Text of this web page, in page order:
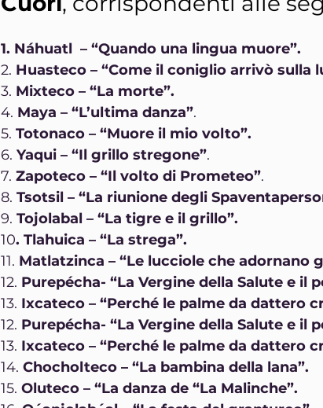
1. Náhuatl  – “Quando una lingua muore”.
2. Huasteco – “Come il coniglio arrivò sulla
3. Mixteco – “La morte”.
4. Maya – “L’ultima danza”.
5. Totonaco – “Muore il mio volto”.
6. Yaqui – “Il grillo stregone”.
7. Zapoteco – “Il volto di Prometeo”.
8. Tsotsil – “La riunione degli
9. Tojolabal – “La tigre e il grillo”.
10. Tlahuica – “La strega”.
11. Matlatzinca – “Le lucciole che adornano
12. Purepécha- “La Vergine della Salute e il
13. Ixcateco – “Perché le palme da dattero
12. Purepécha- “La Vergine della Salute e il
13. Ixcateco – “Perché le palme da dattero
14. Chocholteco – “La bambina della lana”.
15. Oluteco – “La danza de “La Malinche”.